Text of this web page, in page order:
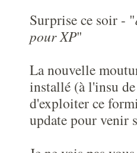
Surprise ce soir - "
pour XP"
La nouvelle
installé (à l'insu
d'exploiter ce
update pour venir